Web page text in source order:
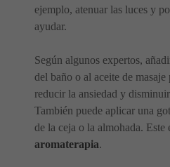
ejemplo, atenuar las luces y
ayudar.
Según algunos expertos,
del baño o al aceite de
reducir la ansiedad y
También puede aplicar una
de la ceja o la almohada. Este
aromaterapia.